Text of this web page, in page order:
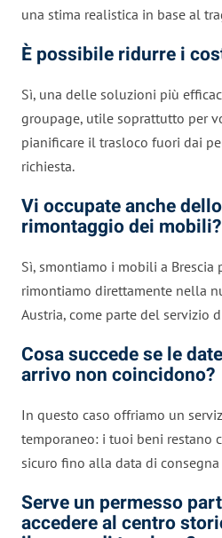
una stima realistica in base al
È possibile ridurre i
Sì, una delle soluzioni più
groupage, utile soprattutto per
pianificare il trasloco fuori dai
richiesta.
Vi occupate anche
rimontaggio dei mobili?
Sì, smontiamo i mobili a
rimontiamo direttamente nella
Austria, come parte del servizio
Cosa succede se le
arrivo non coincidono?
In questo caso offriamo un
temporaneo: i tuoi beni restano
sicuro fino alla data di
Serve un permesso
accedere al centro